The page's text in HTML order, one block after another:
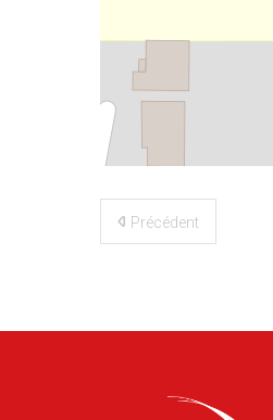
Précédent